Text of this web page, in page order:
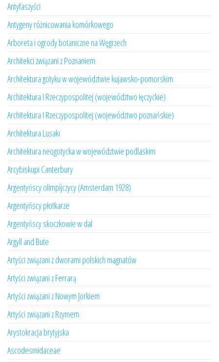
Antyfaszyści
Antygeny różnicowania komórkowego
Arboreta i ogrody botaniczne na Węgrzech
Architekci związani z Poznaniem
Architektura gotyku w województwie kujawsko-pomorskim
Architektura I Rzeczypospolitej (województwo łęczyckie)
Architektura I Rzeczypospolitej (województwo poznańskie)
Architektura Lusaki
Architektura neogotycka w województwie podlaskim
Arcybiskupi Canterbury
Argentyńscy olimpijczycy (Amsterdam 1928)
Argentyńscy płotkarze
Argentyńscy skoczkowie w dal
Argyll and Bute
Artyści związani z dworami polskich magnatów
Artyści związani z Ferrarą
Artyści związani z Nowym Jorkiem
Artyści związani z Rzymem
Arystokracja brytyjska
Ascodesmidaceae